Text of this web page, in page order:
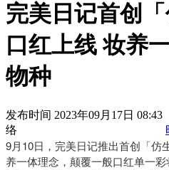
完美日记首创
口红上线 妆养
物种
发布时间 2023年09月17日
络
9月10日，完美日记推出首创「仿
养一体理念，颠覆一般口红单一